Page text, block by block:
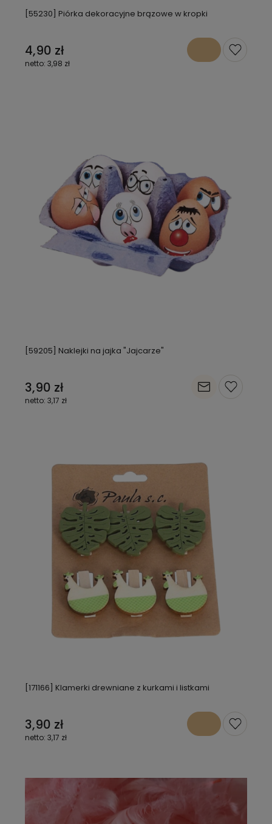
[55230] Piórka dekoracyjne brązowe w kropki
4,90 zł
3,98 zł
[59205] Naklejki na jajka "Jajcarze"
3,90 zł
3,17 zł
[171166] Klamerki drewniane z kurkami i listkami
3,90 zł
3,17 zł